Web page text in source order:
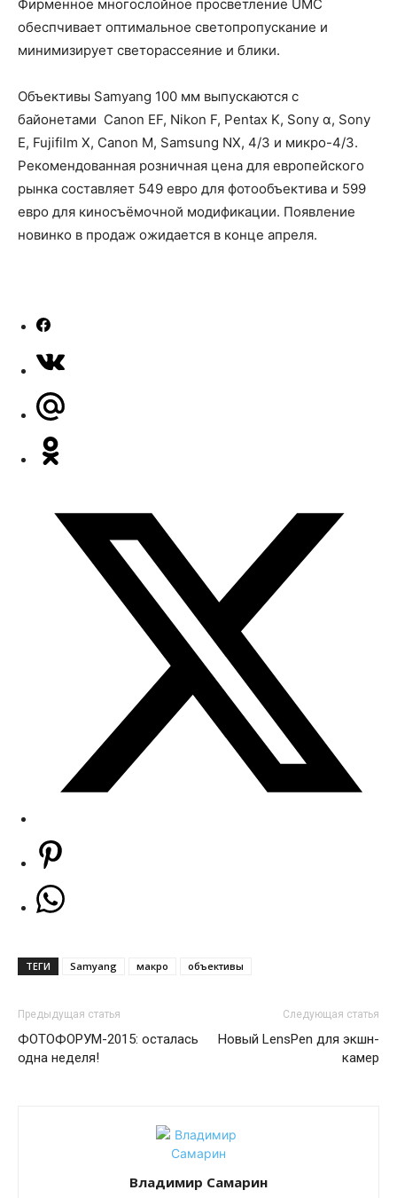
Фирменное многослойное просветление UMC
обеспчивает оптимальное светопропускание и
минимизирует светорассеяние и блики.
Объективы Samyang 100 мм выпускаются с
байонетами Canon EF, Nikon F, Pentax K, Sony α, Sony
E, Fujifilm X, Canon M, Samsung NX, 4/3 и микро-4/3.
Рекомендованная розничная цена для европейского
рынка составляет 549 евро для фотообъектива и 599
евро для киносъёмочной модификации. Появление
новинко в продаж ожидается в конце апреля.
ТЕГИ Samyang макро объективы
Предыдущая статья
ФОТОФОРУМ-2015: осталась
одна неделя!
Следующая статья
Новый LensPen для экшн-
камер
Владимир Самарин